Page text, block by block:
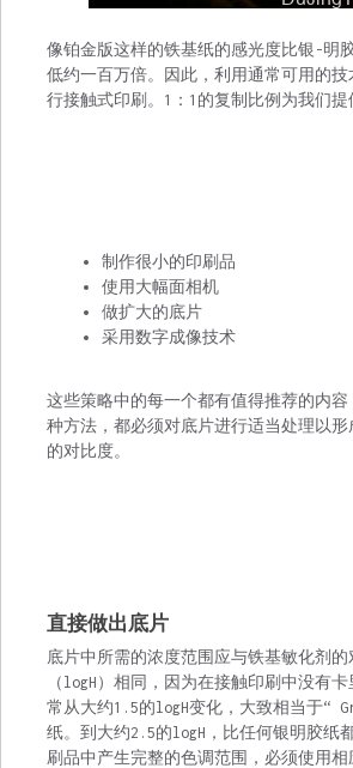
像铂金版这样的铁基纸的感光度比银-明
低约一百万倍。因此，利用通常可用的
行接触式印刷。1：1的复制比例为我们提
制作很小的印刷品
使用大幅面相机
做扩大的底片
采用数字成像技术
这些策略中的每一个都有值得推荐的内
种方法，都必须对底片进行适当处理以
的对比度。
直接做出底片
底片中所需的浓度范围应与铁基敏化剂的
（logH）相同，因为在接触印刷中没有
常从大约1.5的logH变化，大致相当于“
纸。到大约2.5的logH，比任何银明胶纸
刷品中产生完整的色调范围，必须使用相